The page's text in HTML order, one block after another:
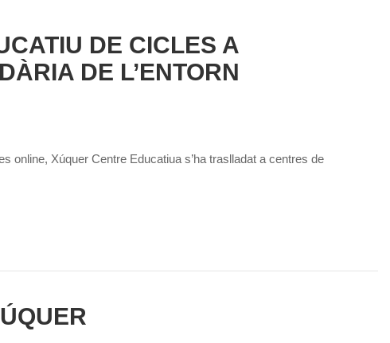
DE CICLES A
DE L’ENTORN
online, Xúquer Centre Educatiua s’ha traslladat a centres de